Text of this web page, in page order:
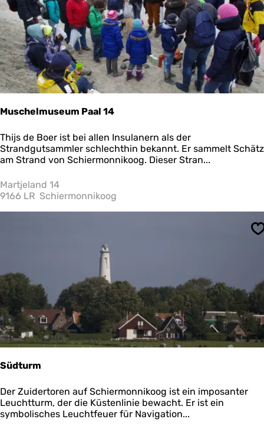
e
r
n
-
d
e
m
w
i
l
d
e
n
a
n
i
c
h
l
i
e
l
a
n
d
Muschelmuseum Paal 14
M
u
s
h
e
m
m
P
a
a
l
1
4
Thijs de Boer ist bei allen Insulanern als der
Strandgutsammler schlechthin bekannt. Er sammelt
am Strand von Schiermonnikoog. Dieser Stran...
Martjeland 14
9166 LR Schiermonnikoog
Südturm
S
ü
d
Der Zuidertoren auf Schiermonnikoog ist ein imposanter
Leuchtturm, der die Küstenlinie bewacht. Er ist ein
symbolisches Leuchtfeuer für Navigation...